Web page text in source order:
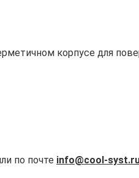
корпусе для
по почте info@cool-